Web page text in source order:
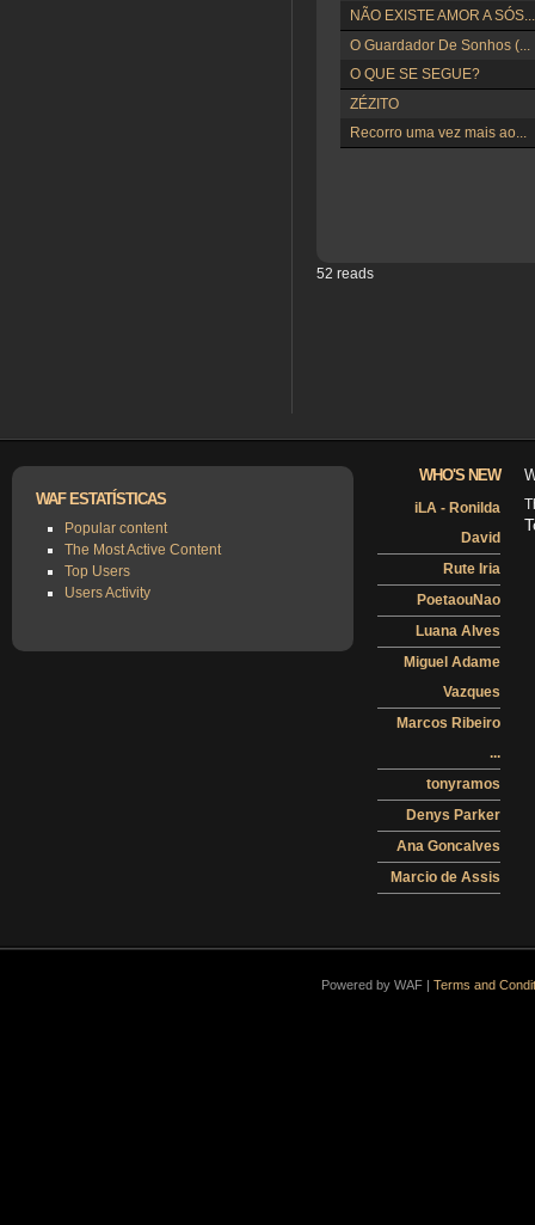
NÃO EXISTE AMOR A SÓS...
O Guardador De Sonhos (...
O QUE SE SEGUE?
ZÉZITO
Recorro uma vez mais ao...
52 reads
WAF ESTATÍSTICAS
Popular content
The Most Active Content
Top Users
Users Activity
WHO'S NEW
iLA - Ronilda
David
Rute Iria
PoetaouNao
Luana Alves
Miguel Adame
Vazques
Marcos Ribeiro
...
tonyramos
Denys Parker
Ana Goncalves
Marcio de Assis
Powered by WAF | Terms and